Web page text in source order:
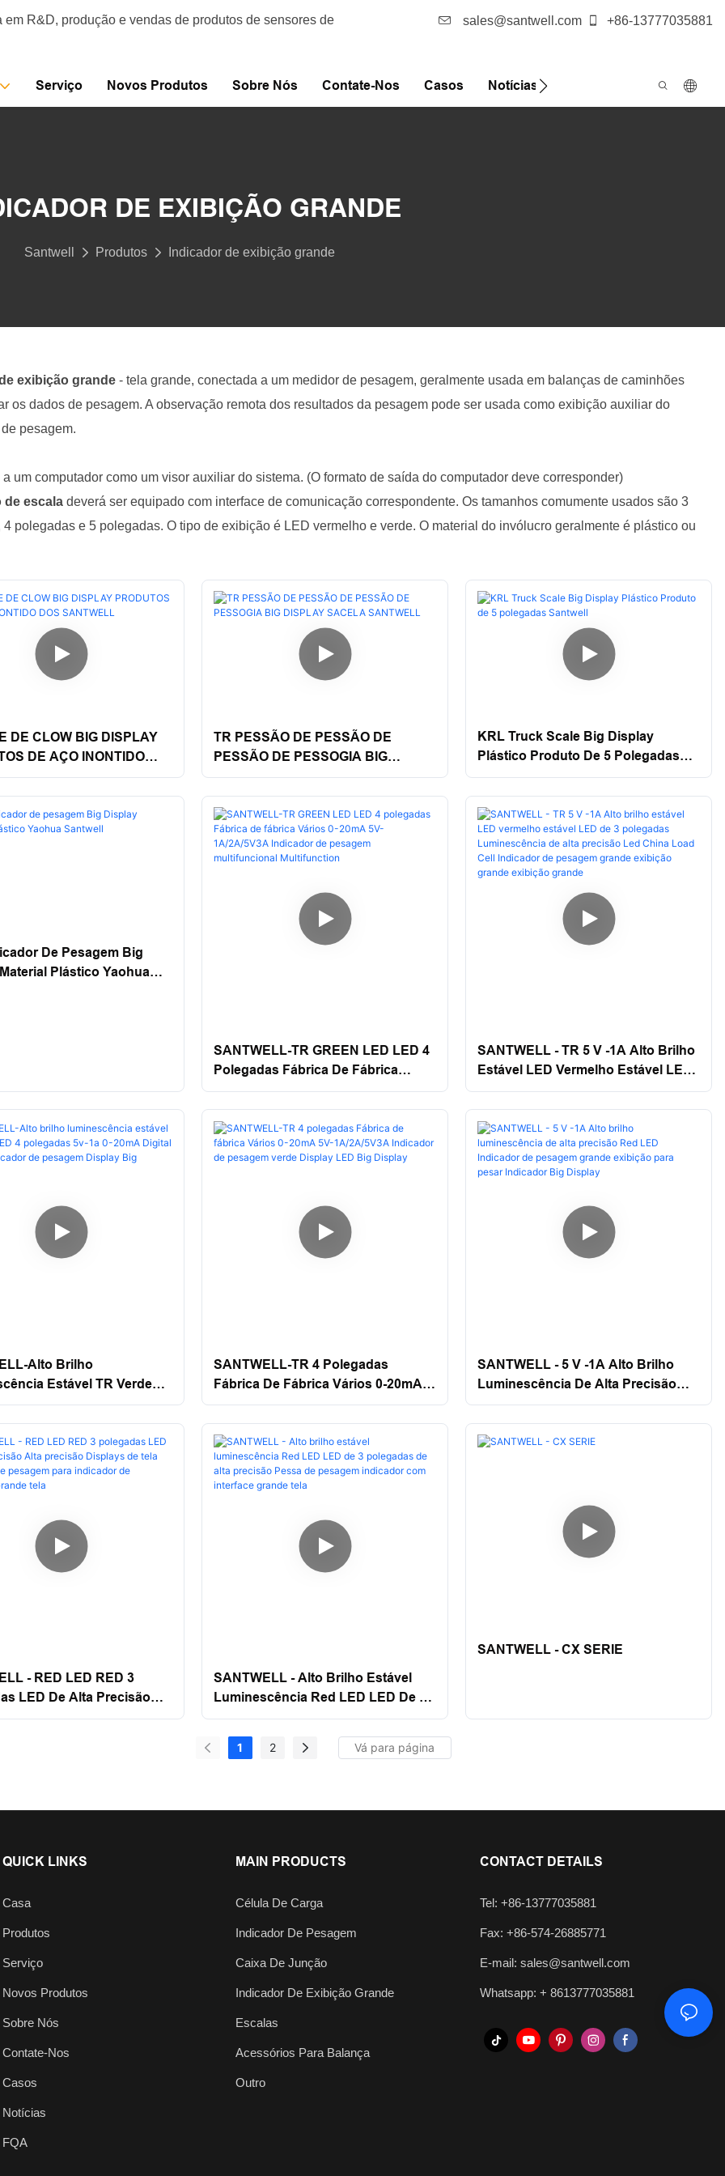
R&D, produção e vendas de produtos de sensores de
sales@santwell.com +86-13777035881
Serviço Novos Produtos Sobre Nós Contate-Nos Casos Notícias
DE EXIBIÇÃO GRANDE
Santwell Produtos Indicador de exibição grande
exibição grande- tela grande, conectada a um medidor de pesagem, geralmente usada em balanças de caminhões
os dados de pesagem. A observação remota dos resultados da pesagem pode ser usada como exibição auxiliar do
pesagem.
um computador como um visor auxiliar do sistema. (O formato de saída do computador deve corresponder)
de escaladeverá ser equipado com interface de comunicação correspondente. Os tamanhos comumente usados são 3
4 polegadas e 5 polegadas. O tipo de exibição é LED vermelho e verde. O material do invólucro geralmente é plástico ou
DE CLOW BIG DISPLAY
DE AÇO INONTIDO
TR PESSÃO DE PESSÃO DE
PESSÃO DE PESSOGIA BIG
DISPLAY SACELA SANTWELL
KRL Truck Scale Big Display
Plástico Produto De 5 Polegadas
Santwell
De Pesagem Big
Plástico Yaohua
SANTWELL-TR GREEN LED LED 4
Polegadas Fábrica De Fábrica
Vários 0-20mA 5V-1A/2A/5V3A
Indicador De Pesagem
Multifuncional Multifunction
SANTWELL - TR 5 V -1A Alto Brilho
Estável LED Vermelho Estável LED
De 3 Polegadas Luminescência De
Alta Precisão Led China Load Cell
Indicador De Pesagem Grande
Exibição Grande Exibição Grande
Alto Brilho
Estável TR Verde
5v-1a 0-20mA
Indicador De
Display Big Display
SANTWELL-TR 4 Polegadas
Fábrica De Fábrica Vários 0-20mA
5V-1A/2A/5V3A Indicador De
Pesagem Verde Display LED Big
Display
SANTWELL - 5 V -1A Alto Brilho
Luminescência De Alta Precisão
Red LED Indicador De Pesagem
Grande Exibição Para Pesar
Indicador Big Display
- RED LED RED 3
LED De Alta Precisão
Displays De Tela
SANTWELL - Alto Brilho Estável
Luminescência Red LED LED De 3
Polegadas De Alta Precisão Pessa
De Pesagem Indicador Com
Interface Grande Tela
SANTWELL - CX SERIE
1 2
QUICK LINKS
Casa
Produtos
Serviço
Novos Produtos
Sobre Nós
Contate-Nos
Casos
Notícias
FQA
MAIN PRODUCTS
Célula De Carga
Indicador De Pesagem
Caixa De Junção
Indicador De Exibição Grande
Escalas
Acessórios Para Balança
Outro
CONTACT DETAILS
Tel: +86-13777035881
Fax: +86-574-26885771
E-mail: sales@santwell.com
Whatsapp: + 8613777035881